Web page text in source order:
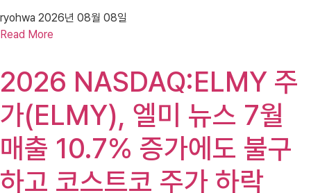
ryohwa 2026년 08월 08일
Read More
2026 NASDAQ:ELMY 주
가(ELMY), 엘미 뉴스 7월
매출 10.7% 증가에도 불구
하고 코스트코 주가 하락